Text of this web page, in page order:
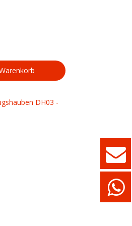
DH03 -